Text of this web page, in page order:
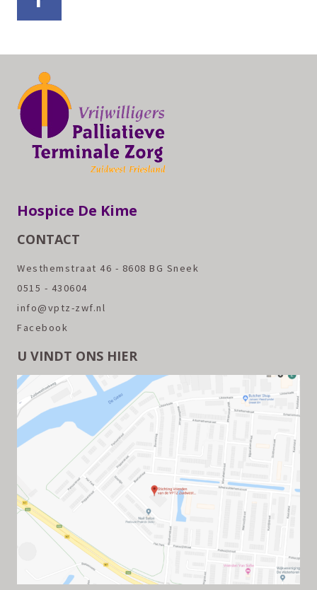
Hospice De Kime
CONTACT
Westhemstraat 46 - 8608 BG Sneek
0515 - 430604
info@vptz-zwf.nl
Facebook
U VINDT ONS HIER